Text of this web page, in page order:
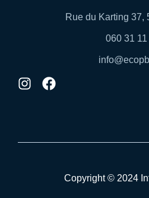
Rue du Karting 37,
060 31 11
Copyright © 2024